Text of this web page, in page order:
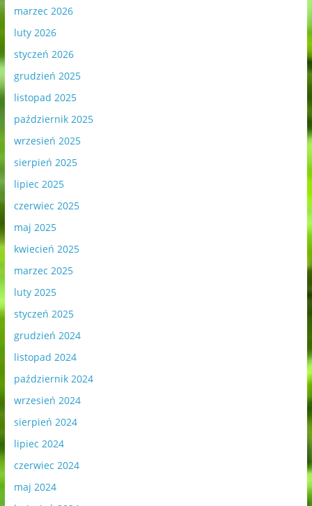
marzec 2026
luty 2026
styczeń 2026
grudzień 2025
listopad 2025
październik 2025
wrzesień 2025
sierpień 2025
lipiec 2025
czerwiec 2025
maj 2025
kwiecień 2025
marzec 2025
luty 2025
styczeń 2025
grudzień 2024
listopad 2024
październik 2024
wrzesień 2024
sierpień 2024
lipiec 2024
czerwiec 2024
maj 2024